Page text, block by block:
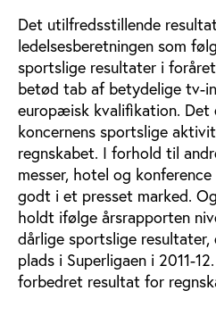
Det utilfredsstillende
ledelsesberetningen som
sportslige resultater i
betød tab af betydelige tv-
europæisk kvalifikation.
koncernens sportslige
regnskabet. I forhold til
messer, hotel og
godt i et presset marked.
holdt ifølge årsrapporten
dårlige sportslige resultater,
plads i Superligaen i 2011-
forbedret resultat for